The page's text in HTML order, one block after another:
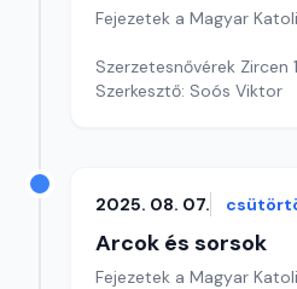
Fejezetek a Magyar
Szerzetesnővérek Zircen
Szerkesztő: Soós Viktor
2025. 08. 07.
Arcok és sorsok
Fejezetek a Magyar